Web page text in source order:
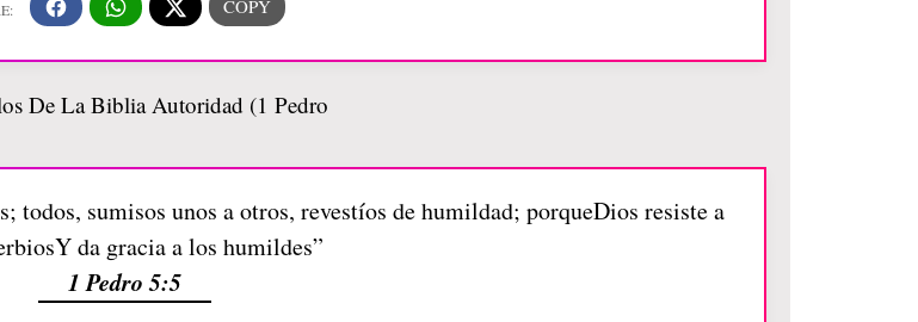
todos, sumisos unos a otros, revestíos de humildad; porqueDios resiste a
da gracia a los humildes”
1 Pedro 5:5